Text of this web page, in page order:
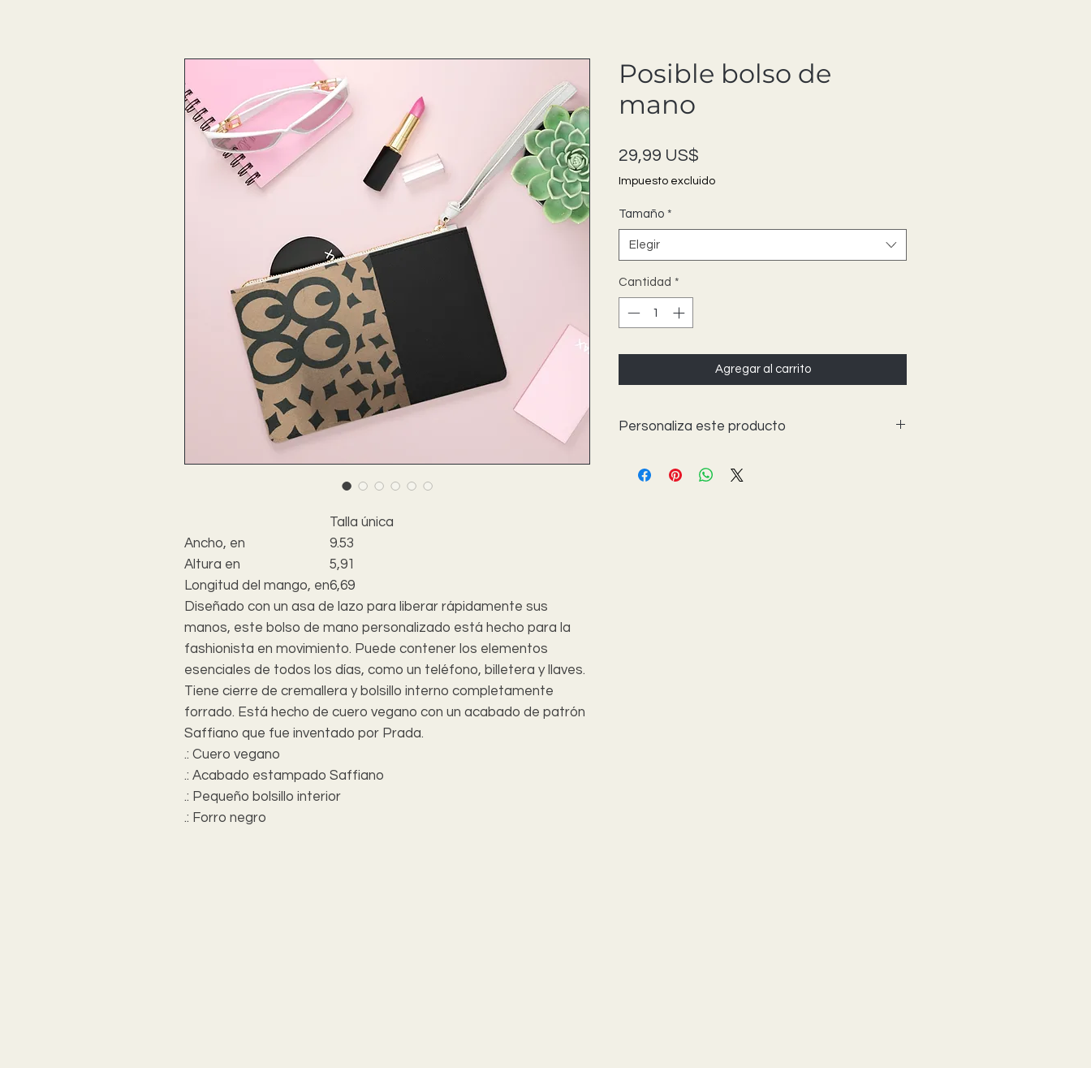
Talla única
Ancho, en
9.53
Altura en
5,91
Longitud del mango, en6,69
Diseñado con un asa de lazo para liberar rápidamente sus
manos, este bolso de mano personalizado está hecho para la
fashionista en movimiento. Puede contener los elementos
esenciales de todos los días, como un teléfono, billetera y llaves.
Tiene cierre de cremallera y bolsillo interno completamente
forrado. Está hecho de cuero vegano con un acabado de patrón
Saffiano que fue inventado por Prada.
.: Cuero vegano
.: Acabado estampado Saffiano
.: Pequeño bolsillo interior
.: Forro negro
Posible bolso de
mano
29,99 US$
Impuesto excluido
Tamaño *
Elegir
Cantidad *
Agregar al carrito
Personaliza este producto
usted o un amigo especial, un ser querido o